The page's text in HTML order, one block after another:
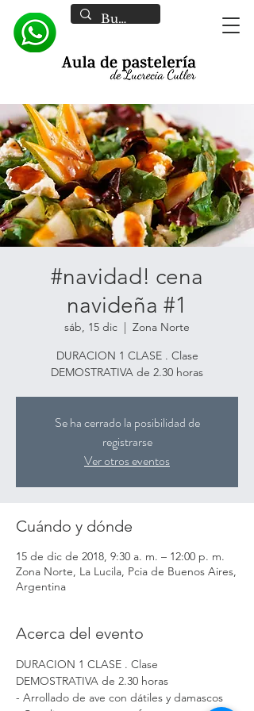
#navidad! cena
navideña #1
sáb, 15 dic
  |
Zona Norte
DURACION 1 CLASE . Clase
DEMOSTRATIVA de 2.30 horas
Se ha cerrado la posibilidad de
registrarse
Ver otros eventos
Cuándo y dónde
15 de dic de 2018, 9:30 a. m. – 12:00 p. m.
Zona Norte, La Lucila, Pcia de Buenos Aires,
Argentina
Acerca del evento
DURACION 1 CLASE . Clase
DEMOSTRATIVA de 2.30 horas
- Arrollado de ave con dátiles y damascos